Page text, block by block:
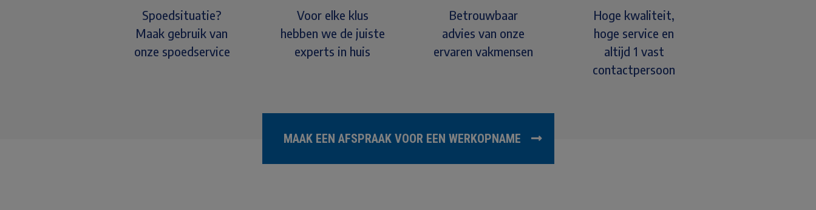
Spoedsituatie?
Maak gebruik van
onze spoedservice
Voor elke klus
hebben we de juiste
experts in huis
Betrouwbaar
advies van onze
ervaren vakmensen
Hoge kwaliteit,
hoge service en
altijd 1 vast
contactpersoon
MAAK EEN AFSPRAAK VOOR EEN WERKOPNAME